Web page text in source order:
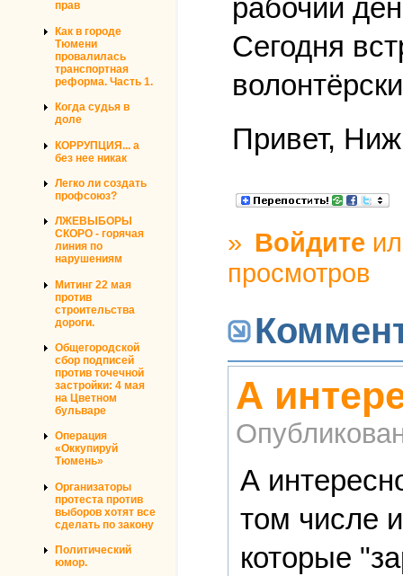
прав
Как в городе
Тюмени
провалилась
транспортная
реформа. Часть 1.
Когда судья в
доле
КОРРУПЦИЯ... а
без нее никак
Легко ли создать
профсоюз?
ЛЖЕВЫБОРЫ
СКОРО - горячая
линия по
нарушениям
Митинг 22 мая
против
строительства
дороги.
Общегородской
сбор подписей
против точечной
застройки: 4 мая
на Цветном
бульваре
Операция
«Оккупируй
Тюмень»
Организаторы
протеста против
выборов хотят все
сделать по закону
Политический
юмор.
рабочий
Сегодня
Привет,
» Войдите
просмотров
А
А
том числе
которые